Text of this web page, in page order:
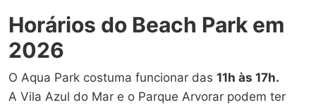
Horários do Beach Park em
2026
O Aqua Park costuma funcionar das 11h às 17h.
A Vila Azul do Mar e o Parque Arvorar podem ter